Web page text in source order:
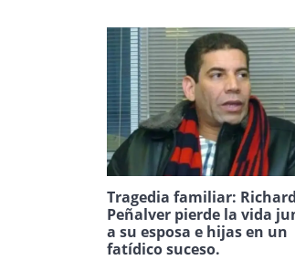
Tragedia familiar: Richard
Peñalver pierde la vida
a su esposa e hijas en un
fatídico suceso.